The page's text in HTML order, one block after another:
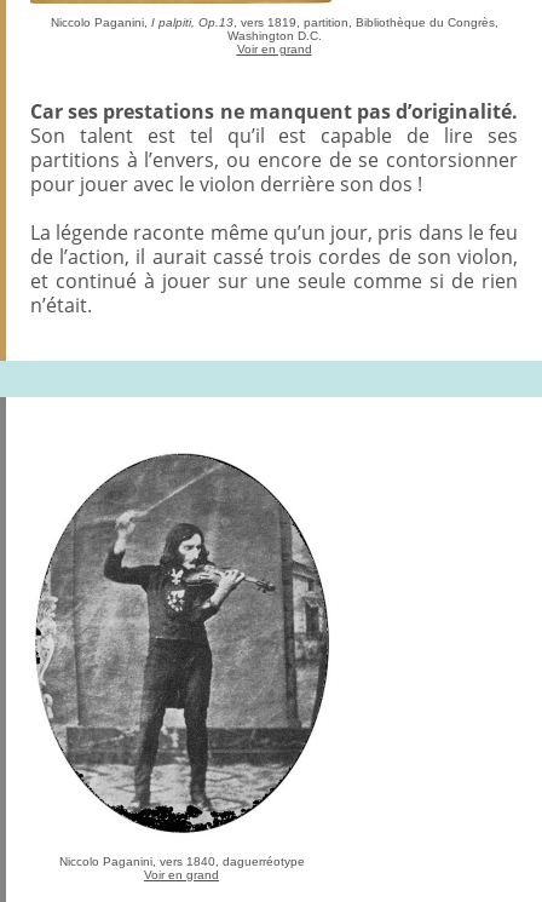
Niccolo Paganini, I palpiti, Op.13, vers 1819, partition, Bibliothèque du Congrès,
Washington D.C.
Voir en grand
Car ses prestations ne manquent pas d’originalité.
Son talent est tel qu’il est capable de lire ses
partitions à l’envers, ou encore de se contorsionner
pour jouer avec le violon derrière son dos !
La légende raconte même qu’un jour, pris dans le feu
de l’action, il aurait cassé trois cordes de son violon,
et continué à jouer sur une seule comme si de rien
n’était.
Niccolo Paganini, vers 1840, daguerréotype
Voir en grand